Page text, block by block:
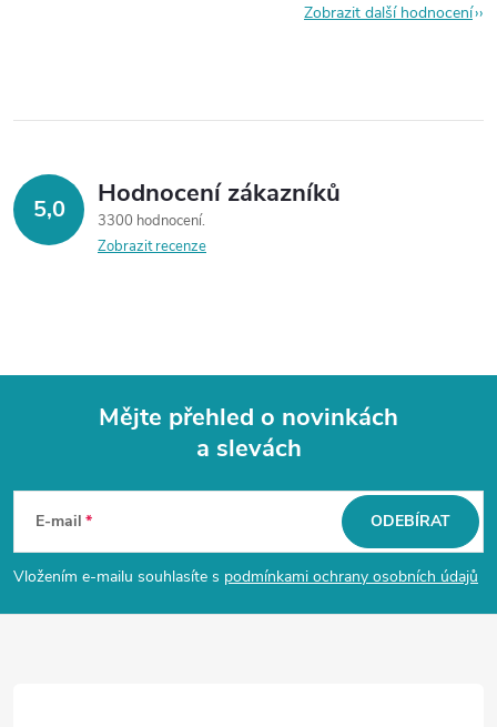
Zobrazit další hodnocení
5,0 Hodnocení zákazníků
3300 hodnocení
Zobrazit recenze
p
a
Mějte přehled o novinkách
a slevách
E-mail
Vložením e-mailu souhlasíte s podmínkami ochrany osobních údajů
ODEBÍRAT